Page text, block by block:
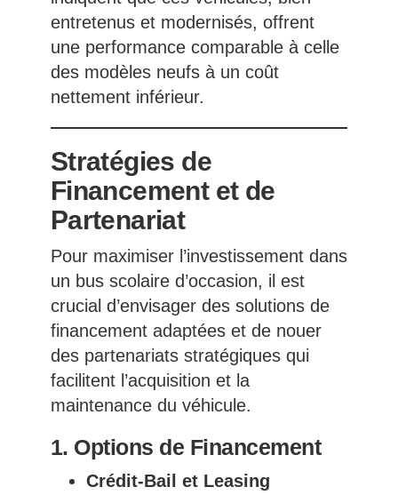
entretenus et modernisés, offrent
une performance comparable à celle
des modèles neufs à un coût
nettement inférieur.
Stratégies de
Financement et de
Partenariat
Pour maximiser l’investissement dans
un bus scolaire d’occasion, il est
crucial d’envisager des solutions de
financement adaptées et de nouer
des partenariats stratégiques qui
facilitent l’acquisition et la
maintenance du véhicule.
1. Options de Financement
Crédit-Bail et Leasing